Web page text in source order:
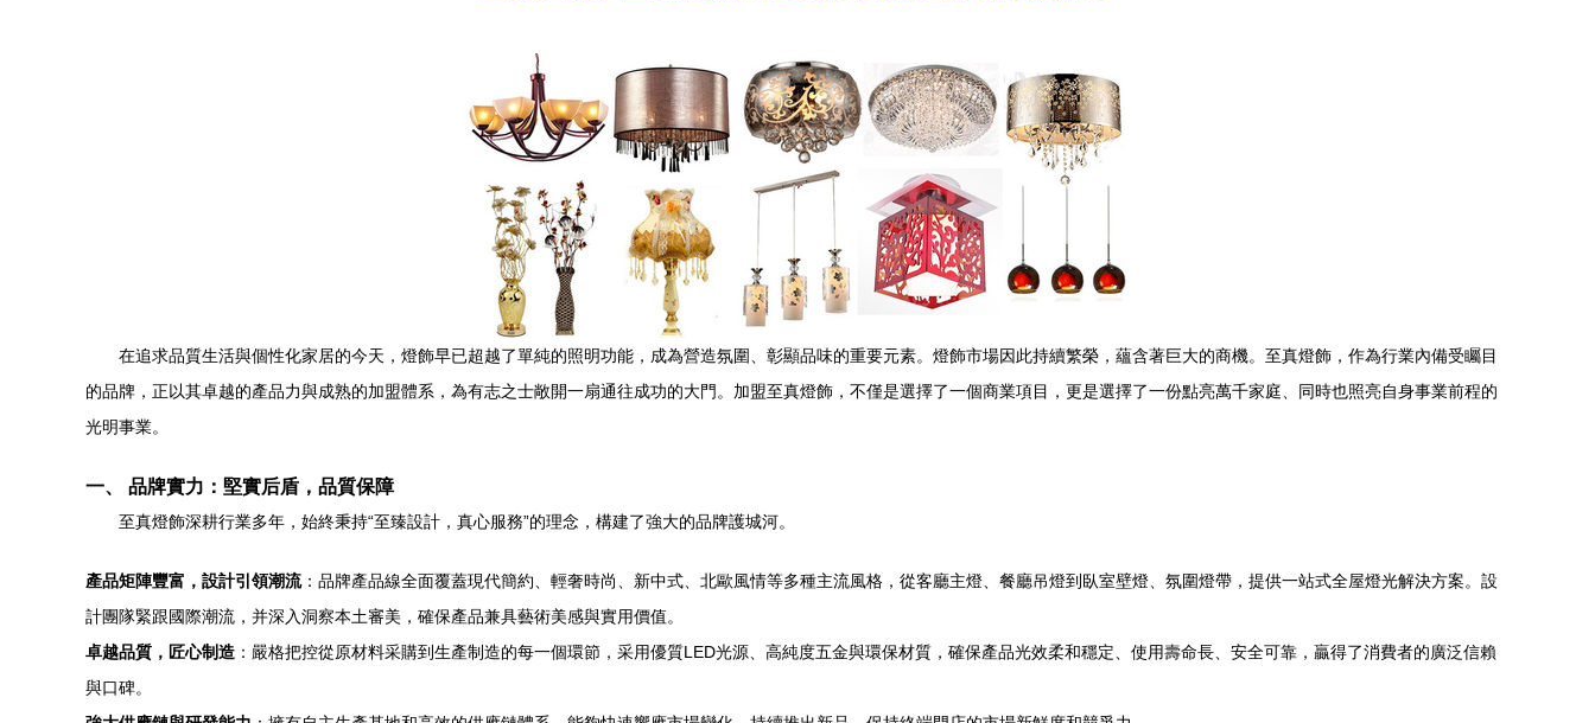
在追求品質生活與個性化家居的今天，燈飾早已超越了單純的照明功能，成為營造氛圍、彰顯品味的重要元素。燈飾市場因此持續繁榮，蘊含著巨大的商機。至真燈飾，作為行業內備受矚目
的品牌，正以其卓越的產品力與成熟的加盟體系，為有志之士敞開一扇通往成功的大門。加盟至真燈飾，不僅是選擇了一個商業項目，更是選擇了一份點亮萬千家庭、同時也照亮自身事業前程的
光明事業。
一、 品牌實力：堅實后盾，品質保障
至真燈飾深耕行業多年，始終秉持“至臻設計，真心服務”的理念，構建了強大的品牌護城河。
產品矩陣豐富，設計引領潮流：品牌產品線全面覆蓋現代簡約、輕奢時尚、新中式、北歐風情等多種主流風格，從客廳主燈、餐廳吊燈到臥室壁燈、氛圍燈帶，提供一站式全屋燈光解決方案。設
計團隊緊跟國際潮流，并深入洞察本土審美，確保產品兼具藝術美感與實用價值。
卓越品質，匠心制造 ：嚴格把控從原材料采購到生產制造的每一個環節，采用優質LED光源、高純度五金與環保材質，確保產品光效柔和穩定、使用壽命長、安全可靠，贏得了消費者的廣泛信賴
與口碑。